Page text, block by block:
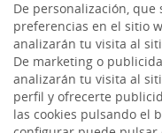
De personalización,
preferencias en el sitio
analizarán tu visita al
De marketing o
analizarán tu visita al
perfil y ofrecerte
las cookies pulsando el
YouTube